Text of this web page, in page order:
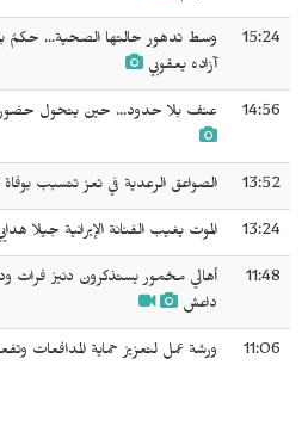
15:24
وسط تدهور حالتها الصحية... حكمٌ
آزاده يعقوبي
14:56 عنف بلا حدود... حين يتحول حضور
13:52 الصواعق الرعدية في تعز تتسبب بوفاة
13:24 الموت يغيب الفنانة الإيرانية جيلا
11:48
أهالي مخمور يستذكرون دنيز فرات
داعش
11:06 ورشة عمل لتعزيز حماية المدافعات